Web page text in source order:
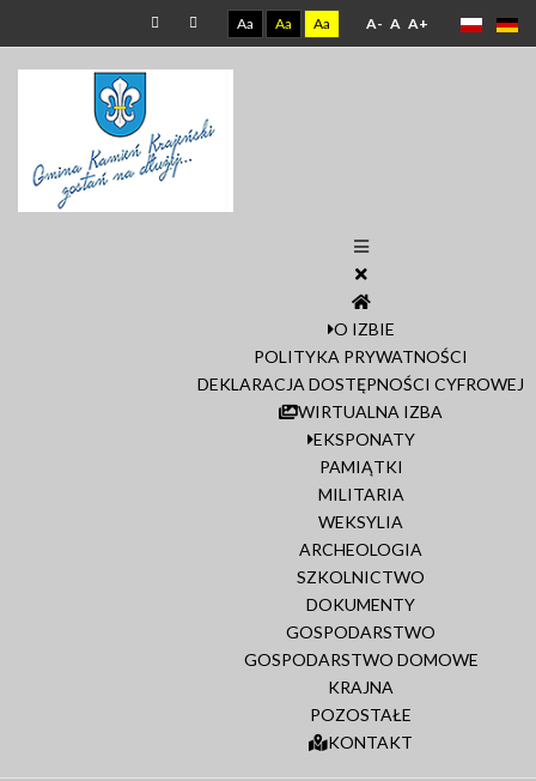
Aa Aa Aa A- A A+
O IZBIE
POLITYKA PRYWATNOŚCI
DEKLARACJA DOSTĘPNOŚCI CYFROWEJ
WIRTUALNA IZBA
EKSPONATY
PAMIĄTKI
MILITARIA
WEKSYLIA
ARCHEOLOGIA
SZKOLNICTWO
DOKUMENTY
GOSPODARSTWO
GOSPODARSTWO DOMOWE
KRAJNA
POZOSTAŁE
KONTAKT